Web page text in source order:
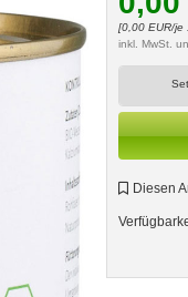
[0,00EUR/je
inkl. MwSt.
Set
Diesen